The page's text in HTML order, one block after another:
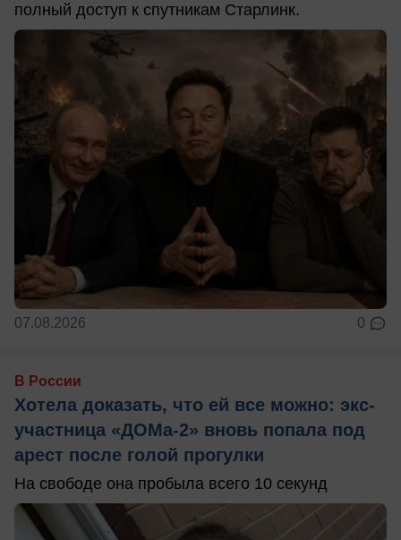
полный доступ к спутникам Старлинк.
07.08.2026 0
В России
Хотела доказать, что ей все можно: экс-
участница «ДОМа-2» вновь попала под
арест после голой прогулки
На свободе она пробыла всего 10 секунд